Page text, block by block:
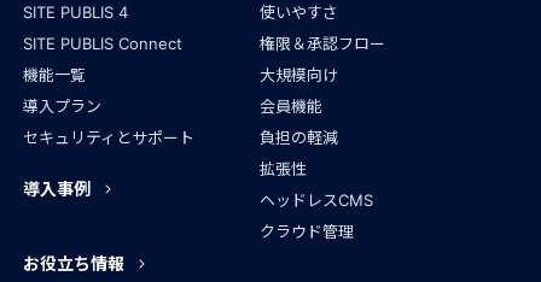
SITE PUBLIS 4
SITE PUBLIS Connect
機能一覧
導入プラン
セキュリティとサポート
導入事例
使いやすさ
権限＆承認フロー
大規模向け
会員機能
負担の軽減
拡張性
ヘッドレスCMS
クラウド管理
お役立ち情報